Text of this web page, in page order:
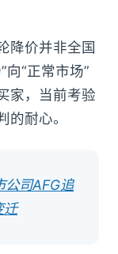
降价并非全国
“正常市场”
家，当前考验
耐心。
公司AFG追
迁